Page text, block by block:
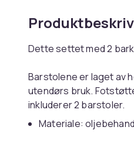
Dette settet med 2
Barstolene er laget av
utendørs bruk.
inkluderer 2 barstoler.
Materiale: